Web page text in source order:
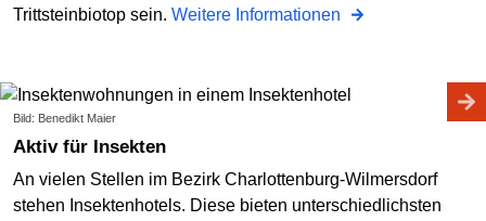
Trittsteinbiotop sein. Weitere Informationen
Bild: Benedikt Maier
Aktiv für Insekten
An vielen Stellen im Bezirk Charlottenburg-Wilmersdorf
stehen Insektenhotels. Diese bieten unterschiedlichsten